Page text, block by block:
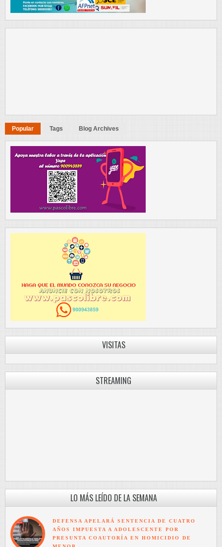
Popular Tags Blog Archives
VISITAS
STREAMING
LO MÁS LEÍDO DE LA SEMANA
DEFENSA APELARÁ SENTENCIA DE CUATRO
AÑOS IMPUESTA A ADOLESCENTE POR
PRESUNTA COAUTORÍA EN HOMICIDIO DE